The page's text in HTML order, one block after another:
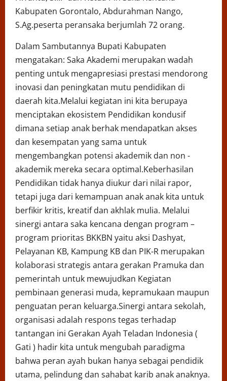
Kabupaten Gorontalo, Abdurahman Nango,
S.Ag.peserta peransaka berjumlah 72 orang.
Dalam Sambutannya Bupati Kabupaten
mengatakan: Saka Akademi merupakan wadah
penting untuk mengapresiasi prestasi mendorong
inovasi dan peningkatan mutu pendidikan di
daerah kita.Melalui kegiatan ini kita berupaya
menciptakan ekosistem Pendidikan kondusif
dimana setiap anak berhak mendapatkan akses
dan kesempatan yang sama untuk
mengembangkan potensi akademik dan non -
akademik mereka secara optimal.Keberhasilan
Pendidikan tidak hanya diukur dari nilai rapor,
tetapi juga dari kemampuan anak anak kita untuk
berfikir kritis, kreatif dan akhlak mulia. Melalui
sinergi antara saka kencana dengan program –
program prioritas BKKBN yaitu aksi Dashyat,
Pelayanan KB, Kampung KB dan PIK-R merupakan
kolaborasi strategis antara gerakan Pramuka dan
pemerintah untuk mewujudkan Kegiatan
pembinaan generasi muda, kepramukaan maupun
penguatan peran keluarga.Sinergi antara sekolah,
organisasi adalah respons tegas terhadap
tantangan ini Gerakan Ayah Teladan Indonesia (
Gati ) hadir kita untuk mengubah paradigma
bahwa peran ayah bukan hanya sebagai pendidik
utama, pelindung dan sahabat karib anak anaknya.